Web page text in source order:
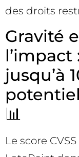
des droits
Gravité
l’impact
jusqu’à
📊
Le score